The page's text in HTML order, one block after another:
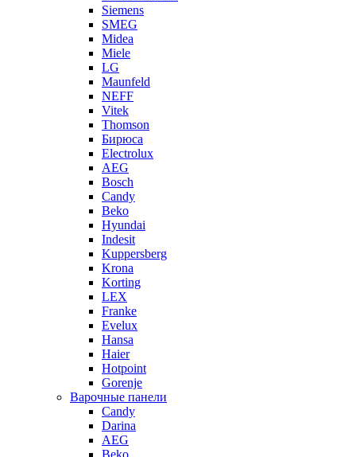
Siemens
SMEG
Midea
Miele
LG
Maunfeld
NEFF
Vitek
Thomson
Бирюса
Electrolux
AEG
Bosch
Candy
Beko
Hyundai
Indesit
Kuppersberg
Krona
Korting
LEX
Franke
Evelux
Hansa
Haier
Hotpoint
Gorenje
Варочные панели
Candy
Darina
AEG